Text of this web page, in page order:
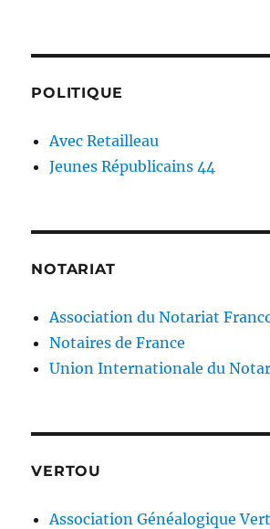
POLITIQUE
Avec Retailleau
Jeunes Républicains 44
NOTARIAT
Association du Notariat
Notaires de France
Union Internationale du
VERTOU
Association Généalogique